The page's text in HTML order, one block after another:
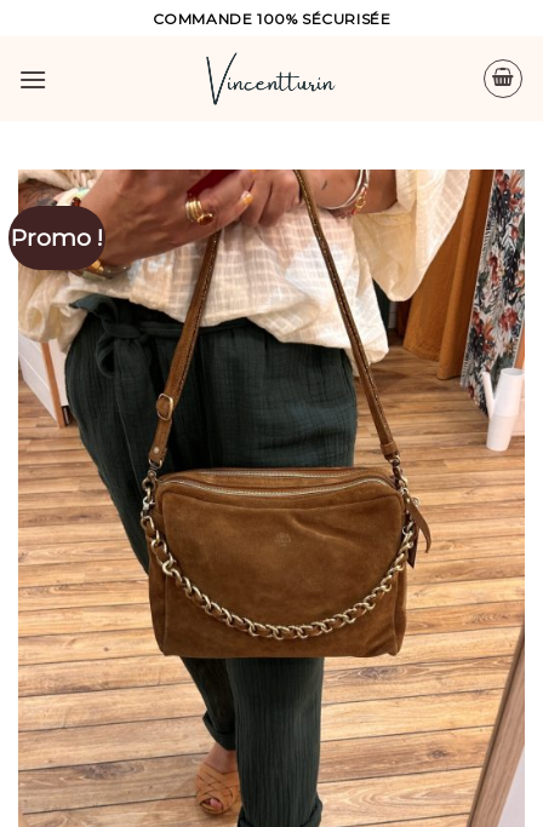
content
COMMANDE 100% SÉCURISÉE
Promo !